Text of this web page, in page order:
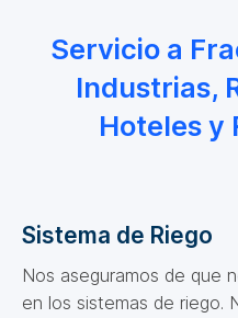
Servicio a
Industrias,
Hoteles y
Sistema de Riego
Nos aseguramos de que
en los sistemas de riego.